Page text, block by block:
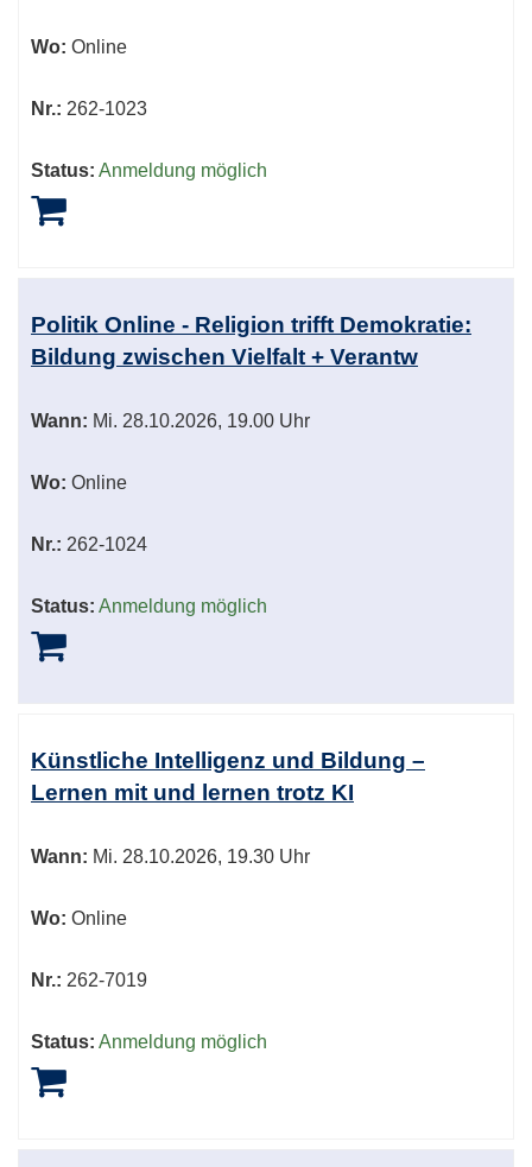
Wo: Online
Nr.: 262-1023
Status: Anmeldung möglich
Politik Online - Religion trifft Demokratie:
Bildung zwischen Vielfalt + Verantw
Wann: Mi. 28.10.2026, 19.00 Uhr
Wo: Online
Nr.: 262-1024
Status: Anmeldung möglich
Künstliche Intelligenz und Bildung –
Lernen mit und lernen trotz KI
Wann: Mi. 28.10.2026, 19.30 Uhr
Wo: Online
Nr.: 262-7019
Status: Anmeldung möglich